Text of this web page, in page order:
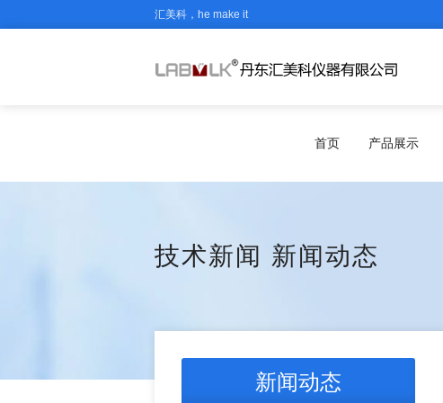
汇美科，he make it
首页 产品展示
技术新闻 新闻动态
新闻动态